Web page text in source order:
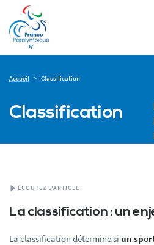
Accueil > Classification
Classification
ÉCOUTEZ L'ARTICLE
La classification : un
La classification détermine si un